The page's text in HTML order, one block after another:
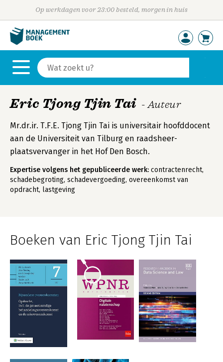
Op werkdagen voor 23:00 besteld, morgen in huis
Eric Tjong Tjin Tai - Auteur
Mr.dr.ir. T.F.E. Tjong Tjin Tai is universitair hoofddocent
aan de Universiteit van Tilburg en raadsheer-
plaatsvervanger in het Hof Den Bosch.
Expertise volgens het gepubliceerde werk: contractenrecht,
schadebegroting, schadevergoeding, overeenkomst van
opdracht, lastgeving
Boeken van Eric Tjong Tjin Tai